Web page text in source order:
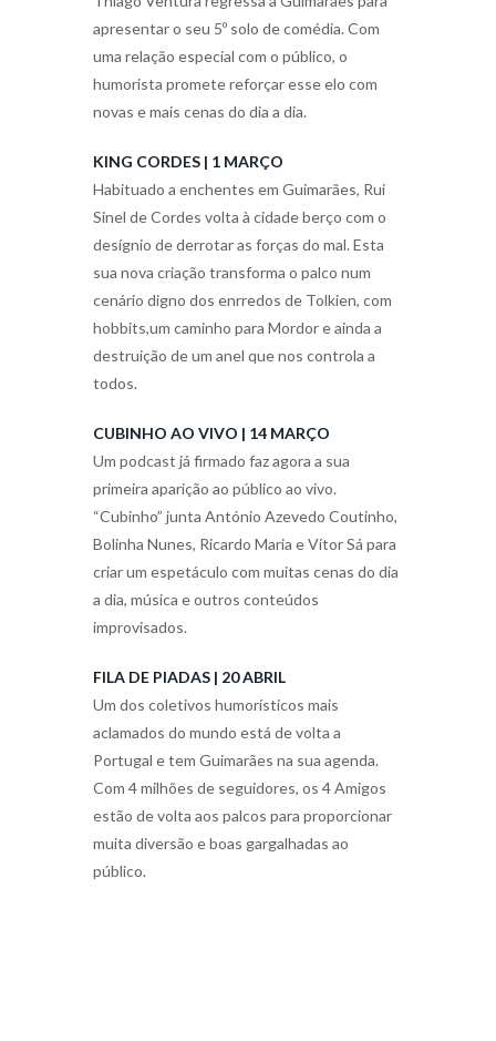
apresentar o seu 5º solo de comédia. Com
uma relação especial com o público, o
humorista promete reforçar esse elo com
novas e mais cenas do dia a dia.
KING CORDES | 1 MARÇO
Habituado a enchentes em Guimarães, Rui
Sinel de Cordes volta à cidade berço com o
desígnio de derrotar as forças do mal. Esta
sua nova criação transforma o palco num
cenário digno dos enrredos de Tolkien, com
hobbits,um caminho para Mordor e ainda a
destruição de um anel que nos controla a
todos.
CUBINHO AO VIVO | 14 MARÇO
Um podcast já firmado faz agora a sua
primeira aparição ao público ao vivo.
“Cubinho” junta António Azevedo Coutinho,
Bolinha Nunes, Ricardo Maria e Vítor Sá para
criar um espetáculo com muitas cenas do dia
a dia, música e outros conteúdos
improvisados.
FILA DE PIADAS | 20 ABRIL
Um dos coletivos humorísticos mais
aclamados do mundo está de volta a
Portugal e tem Guimarães na sua agenda.
Com 4 milhões de seguidores, os 4 Amigos
estão de volta aos palcos para proporcionar
muita diversão e boas gargalhadas ao
público.